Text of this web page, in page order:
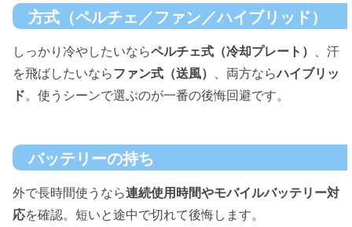
方式（ペルチェ／ファン／ハイブリッド）
しっかり冷やしたいならペルチェ式（冷却プレート）
、汗
を飛ばしたいならファン式（送風） 、両方ならハイブリッ
ド。使うシーンで選ぶのが一番の後悔回避です。
バッテリーの持ち
外で長時間使うなら連続使用時間やモバイルバッテリー対
応を確認。短いと途中で切れて後悔します。